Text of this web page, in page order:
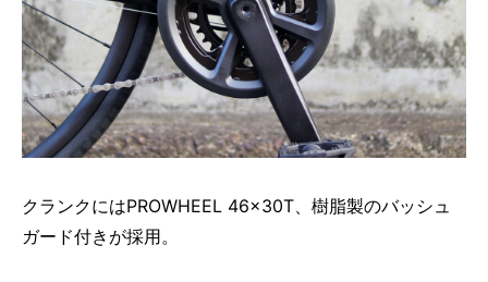
クランクにはPROWHEEL 46×30T、樹脂製のバッシュ
ガード付きが採用。